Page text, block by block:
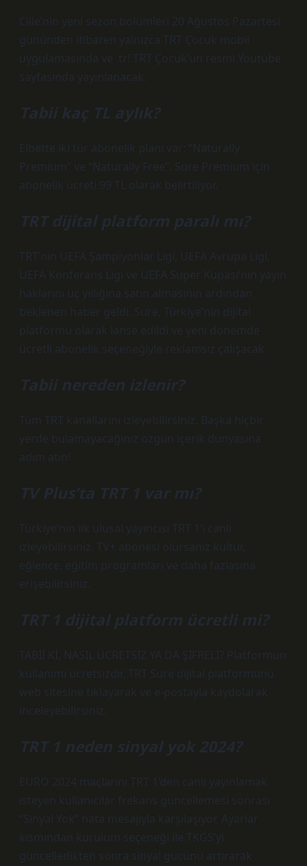
Cille’nin yeni sezon bölümleri 20 Ağustos Pazartesi
gününden itibaren yalnızca TRT Çocuk mobil
uygulamasında ve .tr! TRT Çocuk’un resmi Youtube
sayfasında yayınlanacak.
Tabii kaç TL aylık?
Elbette iki tür abonelik planı var: “Naturally
Premium” ve “Naturally Free”. Sure Premium için
abonelik ücreti 99 TL olarak belirtiliyor.
TRT dijital platform paralı mı?
TRT’nin UEFA Şampiyonlar Ligi, UEFA Avrupa Ligi,
UEFA Konferans Ligi ve UEFA Süper Kupası’nın yayın
haklarını üç yıllığına satın almasının ardından
beklenen haber geldi. Sure, Türkiye’nin dijital
platformu olarak lanse edildi ve yeni dönemde
ücretli abonelik seçeneğiyle reklamsız çalışacak.
Tabii nereden izlenir?
Tüm TRT kanallarını izleyebilirsiniz. Başka hiçbir
yerde bulamayacağınız özgün içerik dünyasına
adım atın!
TV Plus’ta TRT 1 var mı?
Türkiye’nin ilk ulusal yayıncısı TRT 1’i canlı
izleyebilirsiniz. TV+ abonesi olursanız kültür,
eğlence, eğitim programları ve daha fazlasına
erişebilirsiniz.
TRT 1 dijital platform ücretli mi?
TABİİ Kİ, NASIL ÜCRETSİZ YA DA ŞİFRELİ? Platformun
kullanımı ücretsizdir. TRT Sure dijital platformunu
web sitesine tıklayarak ve e-postayla kaydolarak
inceleyebilirsiniz.
TRT 1 neden sinyal yok 2024?
EURO 2024 maçlarını TRT 1’den canlı yayınlamak
isteyen kullanıcılar frekans güncellemesi sonrası
“Sinyal Yok” hata mesajıyla karşılaşıyor. Ayarlar
kısmından kurulum seçeneği ile TKGS’yi
güncelledikten sonra sinyal gücünü artırarak